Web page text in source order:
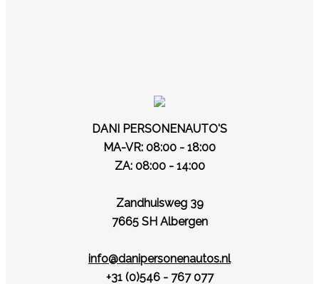
DANI PERSONENAUTO'S
MA-VR: 08:00 - 18:00
ZA: 08:00 - 14:00
Zandhuisweg 39
7665 SH Albergen
info@danipersonenautos.nl
+31 (0)546 - 767 077